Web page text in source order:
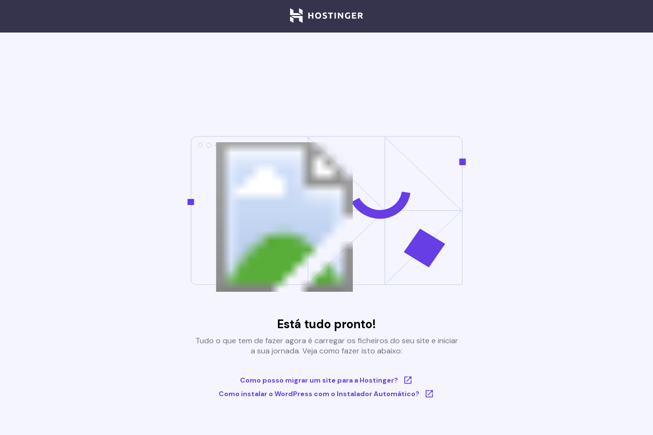
Está tudo pronto!
Tudo o que tem de fazer agora é carregar os ficheiros do seu site e iniciar
a sua jornada. Veja como fazer isto abaixo:
Como posso migrar um site para a Hostinger?
Como instalar o WordPress com o Instalador Automático?